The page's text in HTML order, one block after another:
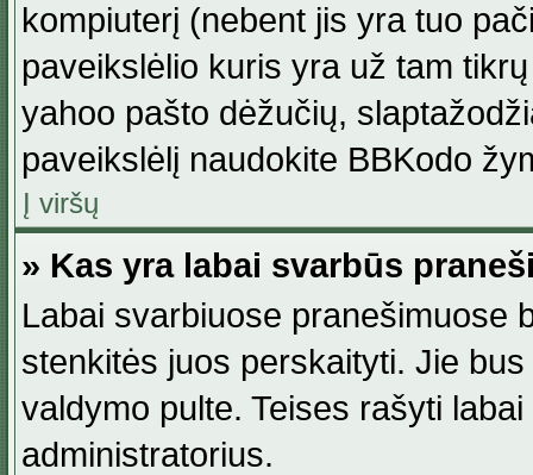
kompiuterį (nebent jis yra tuo
paveikslėlio kuris yra už tam
yahoo pašto dėžučių,
paveikslėlį naudokite BBKodo
Į viršų
» Kas yra labai svarbūs
Labai svarbiuose pranešimuose
stenkitės juos perskaityti. Jie
valdymo pulte. Teises rašyti
administratorius.